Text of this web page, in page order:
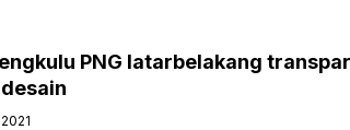
PNG latarbelakang